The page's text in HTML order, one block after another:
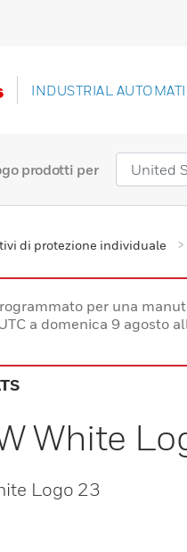
INDUSTRIAL
prodotti per
di protezione individuale
per una
a domenica 9 agosto
White
Logo 23